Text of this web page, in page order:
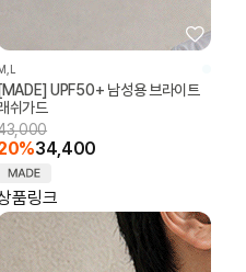
[MADE] UPF50+ 남성용 브라이트
쉬가드
34,400
품링크